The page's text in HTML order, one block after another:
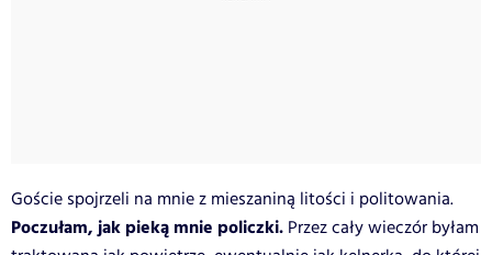
Goście spojrzeli na mnie z mieszaniną litości i politowania.
Poczułam, jak pieką mnie policzki. Przez cały wieczór byłam